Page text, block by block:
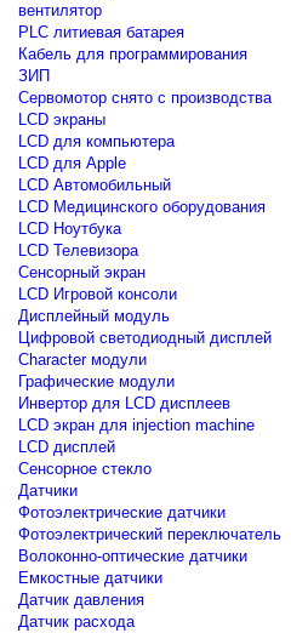
вентилятор
PLC литиевая батарея
Кабель для программирования
ЗИП
Сервомотор снято с производства
LCD экраны
LCD для компьютера
LCD для Apple
LCD Автомобильный
LCD Медицинского оборудования
LCD Ноутбука
LCD Телевизора
Сенсорный экран
LCD Игровой консоли
Дисплейный модуль
Цифровой светодиодный дисплей
Сharacter модули
Графические модули
Инвертор для LCD дисплеев
LCD экран для injection machine
LCD дисплей
Сенсорное стекло
Датчики
Фотоэлектрические датчики
Фотоэлектрический переключатель
Волоконно-оптические датчики
Емкостные датчики
Датчик давления
Датчик расхода